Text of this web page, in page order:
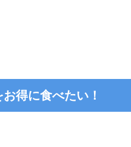
得に食べたい！